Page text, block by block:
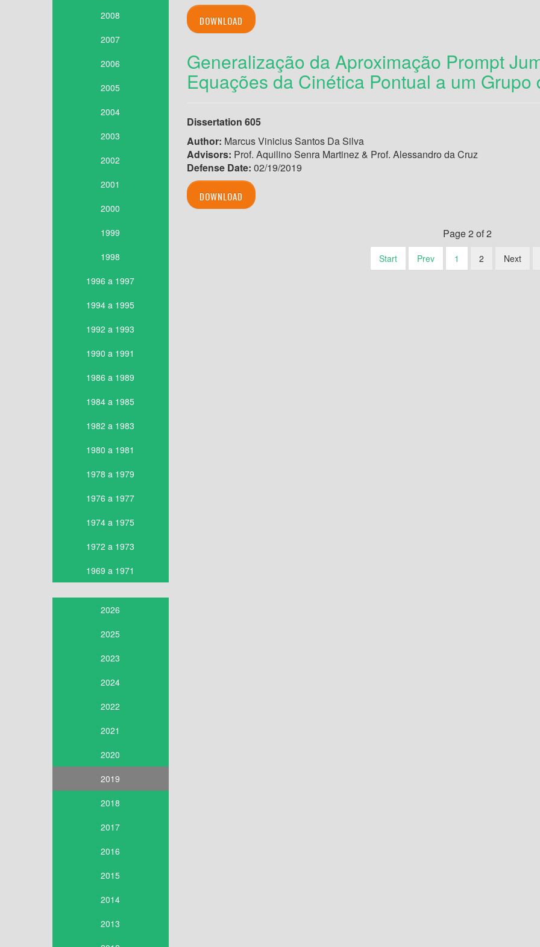
2008
2007
2006
2005
2004
2003
2002
2001
2000
1999
1998
1996 a 1997
1994 a 1995
1992 a 1993
1990 a 1991
1986 a 1989
1984 a 1985
1982 a 1983
1980 a 1981
1978 a 1979
1976 a 1977
1974 a 1975
1972 a 1973
1969 a 1971
2026
2025
2023
2024
2022
2021
2020
2019
2018
2017
2016
2015
2014
2013
DOWNLOAD
Generalização da Aproximação Prompt
Equações da Cinética Pontual a um Grupo
Dissertation 605
Author: Marcus Vinicius Santos Da Silva
Advisors: Prof. Aquilino Senra Martinez & Prof. Alessandro da Cruz
Defense Date: 02/19/2019
DOWNLOAD
Page 2 of 2
Start Prev 1 2 Next